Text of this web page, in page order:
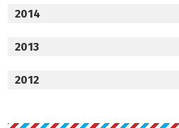
2014
2013
2012